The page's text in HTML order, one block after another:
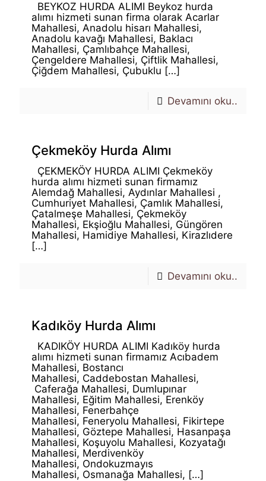
BEYKOZ HURDA ALIMI Beykoz hurda
alımı hizmeti sunan firma olarak Acarlar
Mahallesi, Anadolu hisarı Mahallesi,
Anadolu kavağı Mahallesi, Baklacı
Mahallesi, Çamlıbahçe Mahallesi,
Çengeldere Mahallesi, Çiftlik Mahallesi,
Çiğdem Mahallesi, Çubuklu […]
Devamını oku..
Çekmeköy Hurda Alımı
ÇEKMEKÖY HURDA ALIMI Çekmeköy
hurda alımı hizmeti sunan firmamız
Alemdağ Mahallesi, Aydınlar Mahallesi ,
Cumhuriyet Mahallesi, Çamlık Mahallesi,
Çatalmeşe Mahallesi, Çekmeköy
Mahallesi, Ekşioğlu Mahallesi, Güngören
Mahallesi, Hamidiye Mahallesi, Kirazlıdere
[…]
Devamını oku..
Kadıköy Hurda Alımı
KADIKÖY HURDA ALIMI Kadıköy hurda
alımı hizmeti sunan firmamız Acıbadem
Mahallesi, Bostancı
Mahallesi, Caddebostan Mahallesi,
Caferağa Mahallesi, Dumlupınar
Mahallesi, Eğitim Mahallesi, Erenköy
Mahallesi, Fenerbahçe
Mahallesi, Feneryolu Mahallesi, Fikirtepe
Mahallesi, Göztepe Mahallesi, Hasanpaşa
Mahallesi, Koşuyolu Mahallesi, Kozyatağı
Mahallesi, Merdivenköy
Mahallesi, Ondokuzmayıs
Mahallesi, Osmanağa Mahallesi, […]